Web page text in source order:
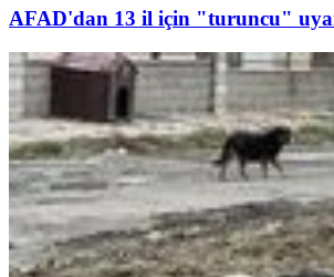
AFAD'dan 13 il için "turuncu"